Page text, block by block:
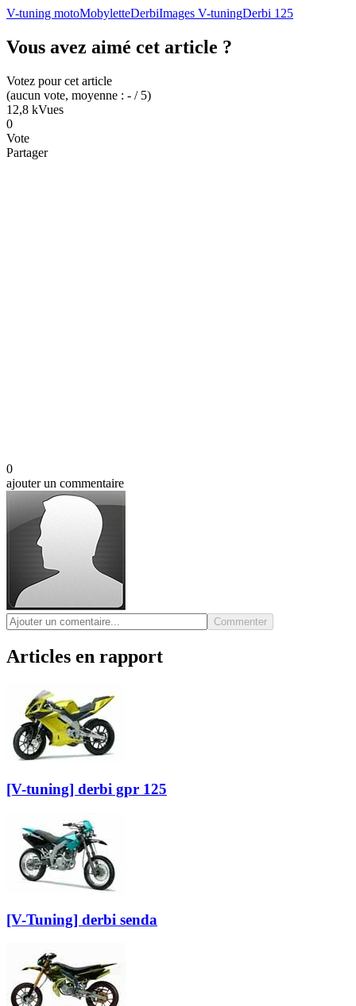
V-tuning motoMobyletteDerbiImages V-tuningDerbi 125
Vous avez aimé cet article ?
Votez pour cet article
(aucun vote, moyenne : - / 5)
12,8 kVues
0
Vote
Partager
0
ajouter un commentaire
Commenter
Articles en rapport
[V-tuning] derbi gpr 125
[V-Tuning] derbi senda